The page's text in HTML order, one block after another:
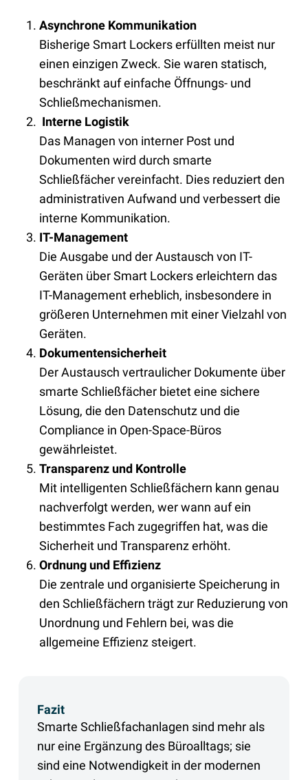
Asynchrone Kommunikation
Bisherige Smart Lockers erfüllten meist nur
einen einzigen Zweck. Sie waren statisch,
beschränkt auf einfache Öffnungs- und
Schließmechanismen.
Interne Logistik
Das Managen von interner Post und
Dokumenten wird durch smarte
Schließfächer vereinfacht. Dies reduziert den
administrativen Aufwand und verbessert die
interne Kommunikation.
IT-Management
Die Ausgabe und der Austausch von IT-
Geräten über Smart Lockers erleichtern das
IT-Management erheblich, insbesondere in
größeren Unternehmen mit einer Vielzahl von
Geräten.
Dokumentensicherheit
Der Austausch vertraulicher Dokumente über
smarte Schließfächer bietet eine sichere
Lösung, die den Datenschutz und die
Compliance in Open-Space-Büros
gewährleistet.
Transparenz und Kontrolle
Mit intelligenten Schließfächern kann genau
nachverfolgt werden, wer wann auf ein
bestimmtes Fach zugegriffen hat, was die
Sicherheit und Transparenz erhöht.
Ordnung und Effizienz
Die zentrale und organisierte Speicherung in
den Schließfächern trägt zur Reduzierung von
Unordnung und Fehlern bei, was die
allgemeine Effizienz steigert.
Fazit
Smarte Schließfachanlagen sind mehr als
nur eine Ergänzung des Büroalltags; sie
sind eine Notwendigkeit in der modernen